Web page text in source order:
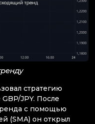
стратегию
JPY. После
с помощью
(SMA) он открыл